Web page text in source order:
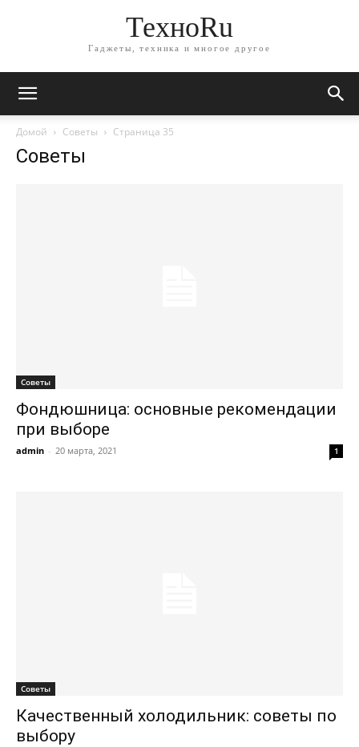
ТехноRu
Гаджеты, техника и многое другое
Домой Советы Страница 35
Советы
Советы
Фондюшница: основные рекомендации
при выборе
admin - 20 марта, 2021 1
Советы
Качественный холодильник: советы по
выбору